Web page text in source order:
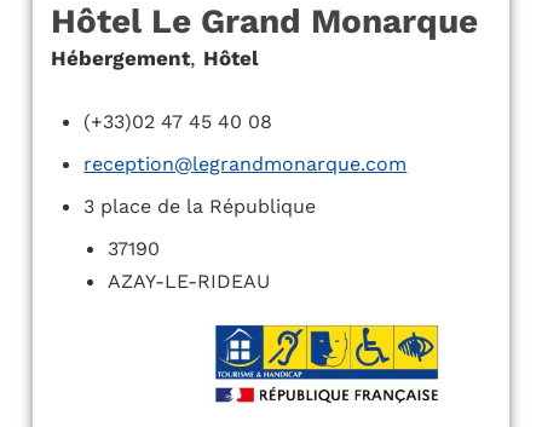
Hôtel Le Grand Monarque
Hébergement, Hôtel
(+33)02 47 45 40 08
reception@legrandmonarque.com
3 place de la République
37190
AZAY-LE-RIDEAU